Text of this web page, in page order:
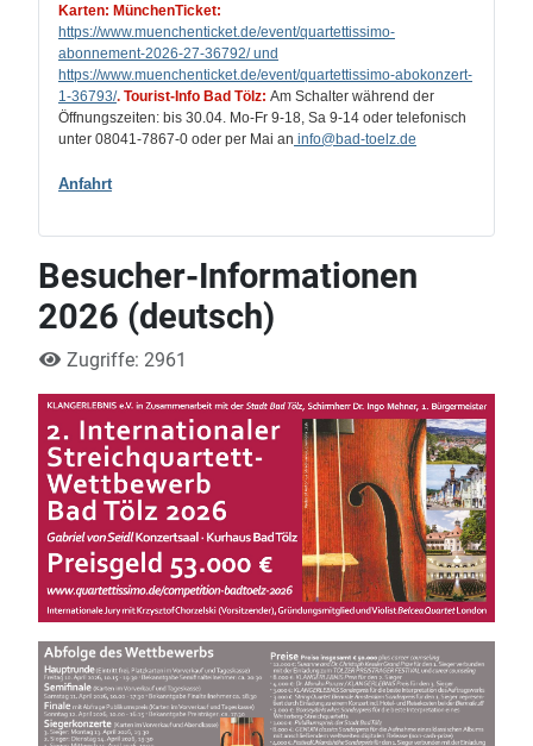
Karten: MünchenTicket:
https://www.muenchenticket.de/event/quartettissimo-
abonnement-2026-27-36792/ und
https://www.muenchenticket.de/event/quartettissimo-abokonzert-
1-36793/. Tourist-Info Bad Tölz: Am Schalter während der
Öffnungszeiten: bis 30.04. Mo-Fr 9-18, Sa 9-14 oder telefonisch
unter 08041-7867-0 oder per Mai an info@bad-toelz.de
Anfahrt
Besucher-Informationen
2026 (deutsch)
Zugriffe: 2961